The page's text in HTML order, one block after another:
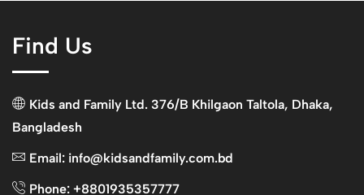
Find Us
Kids and Family Ltd. 376/B Khilgaon Taltola, Dhaka,
Bangladesh
Email: info@kidsandfamily.com.bd
Phone: +8801935357777